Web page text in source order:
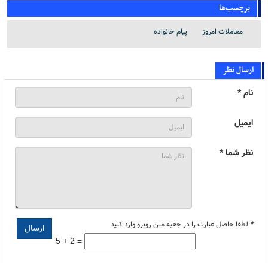
برچسب‌ها
معاملات امروز پیام خانواده
ارسال نظر
نام *
ایمیل
نظر شما *
* لطفا حاصل عبارت را در جعبه متن روبرو وارد کنید
5 + 2 =